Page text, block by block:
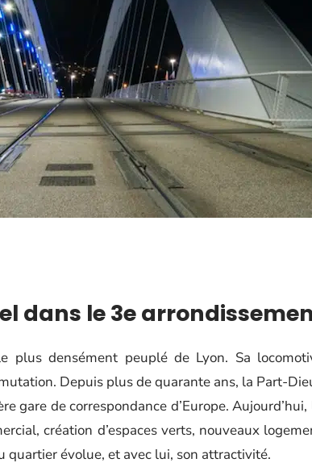
dans le 3e
plus densément peuplé de Lyon. Sa
Depuis plus de quarante ans, la Part-
gare de correspondance d’Europe.
création d’espaces verts, nouveaux
quartier évolue, et avec lui, son attractivité.